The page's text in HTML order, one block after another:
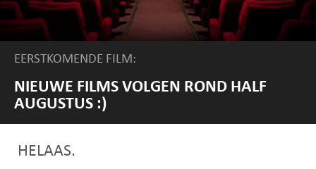
EERSTKOMENDE FILM:
NIEUWE FILMS VOLGEN ROND HALF
AUGUSTUS :)
HELAAS.